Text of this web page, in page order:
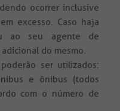
ocorrer inclusive
excesso. Caso haja
ao seu agente de
do mesmo.
ser utilizados:
e ônibus (todos
com o número de